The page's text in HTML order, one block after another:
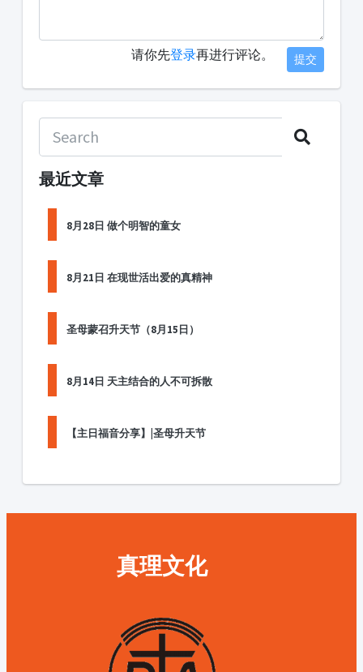
请你先登录再进行评论。 提交
最近文章
8月28日 做个明智的童女
8月21日 在现世活出爱的真精神
圣母蒙召升天节（8月15日）
8月14日 天主结合的人不可拆散
【主日福音分享】|圣母升天节
真理文化